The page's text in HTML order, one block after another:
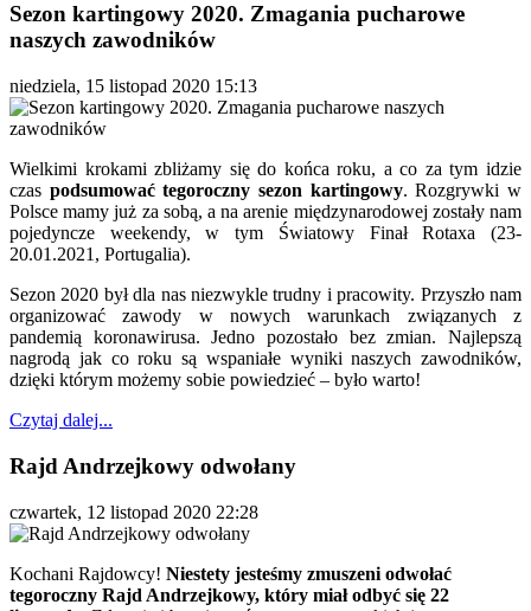
Sezon kartingowy 2020. Zmagania pucharowe
naszych zawodników
niedziela, 15 listopad 2020 15:13
Wielkimi krokami zbliżamy się do końca roku, a co za tym idzie
czas podsumować tegoroczny sezon kartingowy. Rozgrywki w
Polsce mamy już za sobą, a na arenie międzynarodowej zostały nam
pojedyncze weekendy, w tym Światowy Finał Rotaxa (23-
20.01.2021, Portugalia).
Sezon 2020 był dla nas niezwykle trudny i pracowity. Przyszło nam
organizować zawody w nowych warunkach związanych z
pandemią koronawirusa. Jedno pozostało bez zmian. Najlepszą
nagrodą jak co roku są wspaniałe wyniki naszych zawodników,
dzięki którym możemy sobie powiedzieć – było warto!
Czytaj dalej...
Rajd Andrzejkowy odwołany
czwartek, 12 listopad 2020 22:28
Kochani Rajdowcy! Niestety jesteśmy zmuszeni odwołać
tegoroczny Rajd Andrzejkowy, który miał odbyć się 22